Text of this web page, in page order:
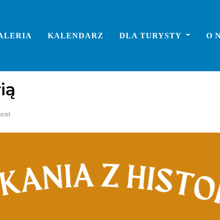
KALENDARZ DLA TURYSTY O